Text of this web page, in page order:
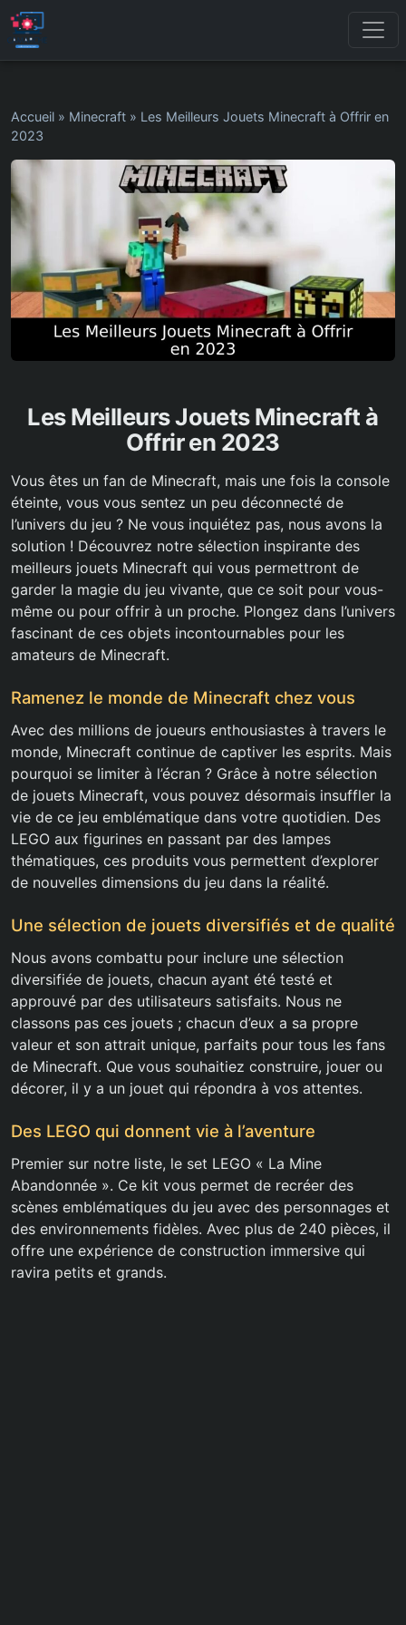
Accueil » Minecraft » Les Meilleurs Jouets Minecraft à Offrir en
2023
Les Meilleurs Jouets Minecraft à
Offrir en 2023
Vous êtes un fan de Minecraft, mais une fois la console
éteinte, vous vous sentez un peu déconnecté de
l’univers du jeu ? Ne vous inquiétez pas, nous avons la
solution ! Découvrez notre sélection inspirante des
meilleurs jouets Minecraft qui vous permettront de
garder la magie du jeu vivante, que ce soit pour vous-
même ou pour offrir à un proche. Plongez dans l’univers
fascinant de ces objets incontournables pour les
amateurs de Minecraft.
Ramenez le monde de Minecraft chez vous
Avec des millions de joueurs enthousiastes à travers le
monde, Minecraft continue de captiver les esprits. Mais
pourquoi se limiter à l’écran ? Grâce à notre sélection
de jouets Minecraft, vous pouvez désormais insuffler la
vie de ce jeu emblématique dans votre quotidien. Des
LEGO aux figurines en passant par des lampes
thématiques, ces produits vous permettent d’explorer
de nouvelles dimensions du jeu dans la réalité.
Une sélection de jouets diversifiés et de qualité
Nous avons combattu pour inclure une sélection
diversifiée de jouets, chacun ayant été testé et
approuvé par des utilisateurs satisfaits. Nous ne
classons pas ces jouets ; chacun d’eux a sa propre
valeur et son attrait unique, parfaits pour tous les fans
de Minecraft. Que vous souhaitiez construire, jouer ou
décorer, il y a un jouet qui répondra à vos attentes.
Des LEGO qui donnent vie à l’aventure
Premier sur notre liste, le set LEGO « La Mine
Abandonnée ». Ce kit vous permet de recréer des
scènes emblématiques du jeu avec des personnages et
des environnements fidèles. Avec plus de 240 pièces, il
offre une expérience de construction immersive qui
ravira petits et grands.